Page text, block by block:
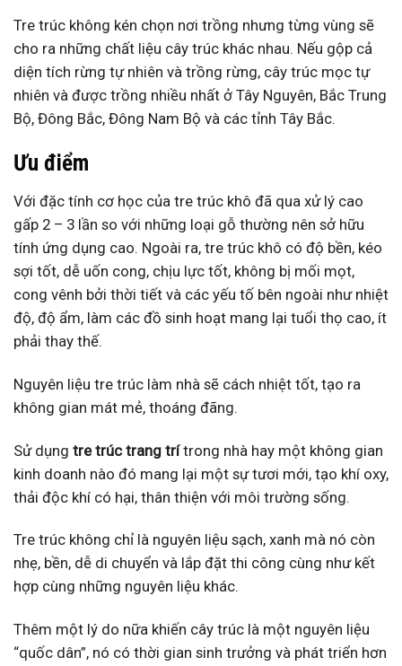
Tre trúc không kén chọn nơi trồng nhưng từng vùng sẽ
cho ra những chất liệu cây trúc khác nhau. Nếu gộp cả
diện tích rừng tự nhiên và trồng rừng, cây trúc mọc tự
nhiên và được trồng nhiều nhất ở Tây Nguyên, Bắc Trung
Bộ, Đông Bắc, Đông Nam Bộ và các tỉnh Tây Bắc.
Ưu điểm
Với đặc tính cơ học của tre trúc khô đã qua xử lý cao
gấp 2 – 3 lần so với những loại gỗ thường nên sở hữu
tính ứng dụng cao. Ngoài ra, tre trúc khô có độ bền, kéo
sợi tốt, dễ uốn cong, chịu lực tốt, không bị mối mọt,
cong vênh bởi thời tiết và các yếu tố bên ngoài như nhiệt
độ, độ ẩm, làm các đồ sinh hoạt mang lại tuổi thọ cao, ít
phải thay thế.
Nguyên liệu tre trúc làm nhà sẽ cách nhiệt tốt, tạo ra
không gian mát mẻ, thoáng đãng.
Sử dụng tre trúc trang trítrong nhà hay một không gian
kinh doanh nào đó mang lại một sự tươi mới, tạo khí oxy,
thải độc khí có hại, thân thiện với môi trường sống.
Tre trúc không chỉ là nguyên liệu sạch, xanh mà nó còn
nhẹ, bền, dễ di chuyển và lắp đặt thi công cùng như kết
hợp cùng những nguyên liệu khác.
Thêm một lý do nữa khiến cây trúc là một nguyên liệu
“quốc dân”, nó có thời gian sinh trưởng và phát triển hơn